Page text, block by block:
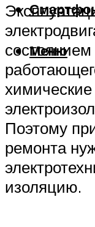
Меню
Поэтому
ремонта
изоляцию.